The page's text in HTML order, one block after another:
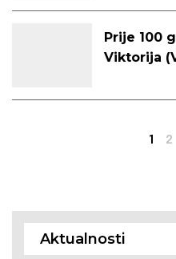
politički i
Prije 100
Viktorija
učiteljica,
1 2
Aktualnosti